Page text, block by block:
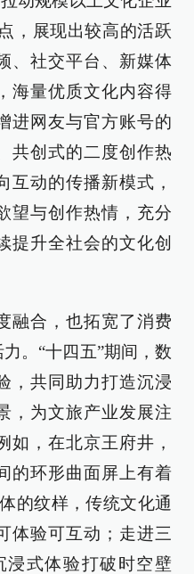
，展现出较高的活跃
、社交平台、新媒体
海量优质文化内容得
进网友与官方账号的
共创式的二度创作热
互动的传播新模式，
望与创作热情，充分
提升全社会的文化创
融合，也拓宽了消费
。“十四五”期间，数
，共同助力打造沉浸
，为文旅产业发展注
如，在北京王府井，
的环形曲面屏上有着
的纹样，传统文化通
体验可互动；走进三
式体验打破时空壁